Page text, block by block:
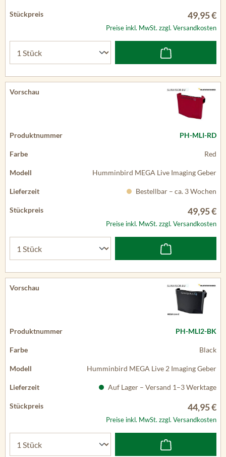
49,95 €
Preise inkl. MwSt. zzgl. Versandkosten
PH-MLI-RD
Red
Humminbird MEGA Live Imaging Geber
Bestellbar – ca. 3 Wochen
49,95 €
Preise inkl. MwSt. zzgl. Versandkosten
PH-MLI2-BK
Black
Humminbird MEGA Live 2 Imaging Geber
Auf Lager – Versand 1–3 Werktage
44,95 €
Preise inkl. MwSt. zzgl. Versandkosten